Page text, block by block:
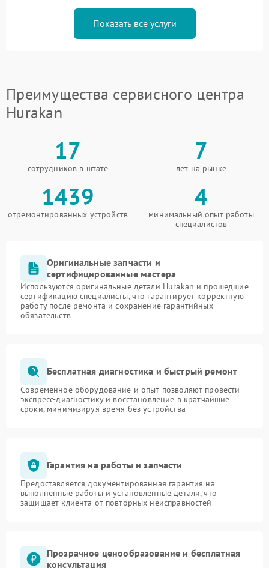
Показать все услуги
Преимущества сервисного центра
Hurakan
17
сотрудников в штате
7
лет на рынке
1439
отремонтированных устройств
4
минимальный опыт работы
специалистов
Оригинальные запчасти и
сертифицированные мастера
Используются оригинальные детали Hurakan и прошедшие
сертификацию специалисты, что гарантирует корректную
работу после ремонта и сохранение гарантийных
обязательств
Бесплатная диагностика и быстрый ремонт
Современное оборудование и опыт позволяют провести
экспресс-диагностику и восстановление в кратчайшие
сроки, минимизируя время без устройства
Гарантия на работы и запчасти
Предоставляется документированная гарантия на
выполненные работы и установленные детали, что
защищает клиента от повторных неисправностей
Прозрачное ценообразование и бесплатная
консультация